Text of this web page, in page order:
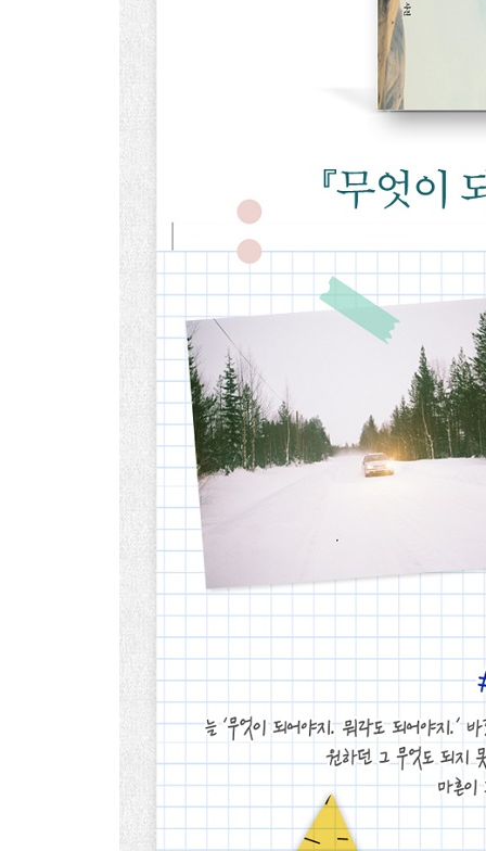
그때 가서 같이 살자 202
어디서 오셨어요? 204
충분한 것 같지 않아 208
귀한 건 그런 식으로 사라지면 안 된다 210
나는 울었다 214
사는 건 귀찮은 것 220
그런 개가 있었다 228
그 사람에게 지금 이 햇살을 231
그녀의 집에서 234
그걸 만난 건 행운이었다 239
독서 모임 ‘시간을 좀 주세요’ 246
잠시라도 나를 의심하기 시작하면 251
배워야 했다 256
마지막으로 하고 싶은 말 258
그때는 가고 지금이 왔다 261
당연히 사라질 나를 위한 부고 266
그럼에도 무엇이 되고 싶다 272
Epilogue. 결국 마지막에 남는 것 279